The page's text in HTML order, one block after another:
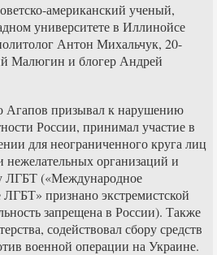
американский ученый,
университете в Иллинойсе
Антон Михальчук, 20-
Малюгин и блогер Андрей
Агапов призывал к нарушению
России, принимал участие в
для неограниченного круга лиц
организаций и
ЛГБТ («Международное
признано экстремистской
запрещена в России). Также
содействовал сбору средств
военной операции на Украине.